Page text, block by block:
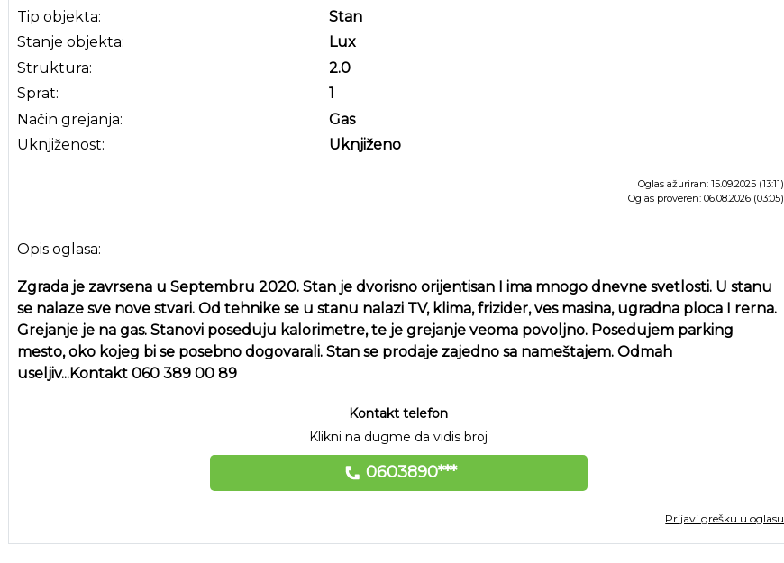
Tip objekta:
Stanje objekta:
Struktura:
Sprat:
Način grejanja:
Uknjiženost:
Stan
Lux
2.0
1
Gas
Uknjiženo
Oglas ažuriran: 15.09.2025 (13:11)
Oglas proveren: 06.08.2026 (03:05)
Opis oglasa:
Zgrada je zavrsena u Septembru 2020. Stan je dvorisno orijentisan I ima mnogo dnevne svetlosti. U stanu
se nalaze sve nove stvari. Od tehnike se u stanu nalazi TV, klima, frizider, ves masina, ugradna ploca I rerna.
Grejanje je na gas. Stanovi poseduju kalorimetre, te je grejanje veoma povoljno. Posedujem parking
mesto, oko kojeg bi se posebno dogovarali. Stan se prodaje zajedno sa nameštajem. Odmah
useljiv...Kontakt 060 389 00 89
Kontakt telefon
Klikni na dugme da vidis broj
0603890***
Prijavi grešku u oglasu